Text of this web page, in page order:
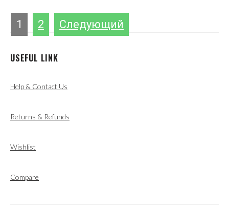
ПАГИНАЦИЯ
ЗАПИСЕЙ
1 2 Следующий
USEFUL LINK
Help & Contact Us
Returns & Refunds
Wishlist
Compare